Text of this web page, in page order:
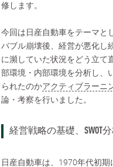
修します。
今回は日産自動車をテーマと
バブル崩壊後、経営が悪化し
に瀕していた状況をどう立て
部環境・内部環境を分析し、
られたのかアクティブラーニ
論・考察を行いました。
経営戦略の基礎、SWOT
日産自動車は、1970年代初